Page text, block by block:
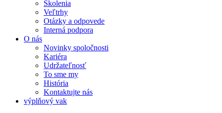
Školenia
Veľtrhy
Otázky a odpovede
Interná podpora
O nás
Novinky spoločnosti
Kariéra
Udržateľnosť
To sme my
História
Kontaktujte nás
výplňový vak